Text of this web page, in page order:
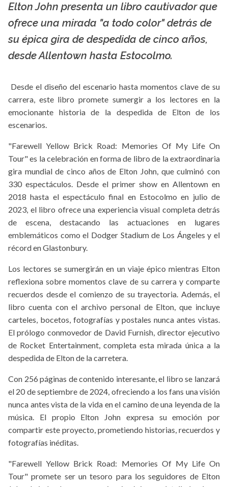
La X mas música
Elton John presenta un libro cautivador que
ofrece una mirada "a todo color" detrás de
su épica gira de despedida de cinco años,
desde Allentown hasta Estocolmo.
Desde el diseño del escenario hasta momentos clave de su
carrera, este libro promete sumergir a los lectores en la
emocionante historia de la despedida de Elton de los
escenarios.
"Farewell Yellow Brick Road: Memories Of My Life On
Tour" es la celebración en forma de libro de la extraordinaria
gira mundial de cinco años de Elton John, que culminó con
330 espectáculos. Desde el primer show en Allentown en
2018 hasta el espectáculo final en Estocolmo en julio de
2023, el libro ofrece una experiencia visual completa detrás
de escena, destacando las actuaciones en lugares
emblemáticos como el Dodger Stadium de Los Ángeles y el
récord en Glastonbury.
Los lectores se sumergirán en un viaje épico mientras Elton
reflexiona sobre momentos clave de su carrera y comparte
recuerdos desde el comienzo de su trayectoria. Además, el
libro cuenta con el archivo personal de Elton, que incluye
carteles, bocetos, fotografías y postales nunca antes vistas.
El prólogo conmovedor de David Furnish, director ejecutivo
de Rocket Entertainment, completa esta mirada única a la
despedida de Elton de la carretera.
Con 256 páginas de contenido interesante, el libro se lanzará
el 20 de septiembre de 2024, ofreciendo a los fans una visión
nunca antes vista de la vida en el camino de una leyenda de la
música. El propio Elton John expresa su emoción por
compartir este proyecto, prometiendo historias, recuerdos y
fotografías inéditas.
"Farewell Yellow Brick Road: Memories Of My Life On
Tour" promete ser un tesoro para los seguidores de Elton